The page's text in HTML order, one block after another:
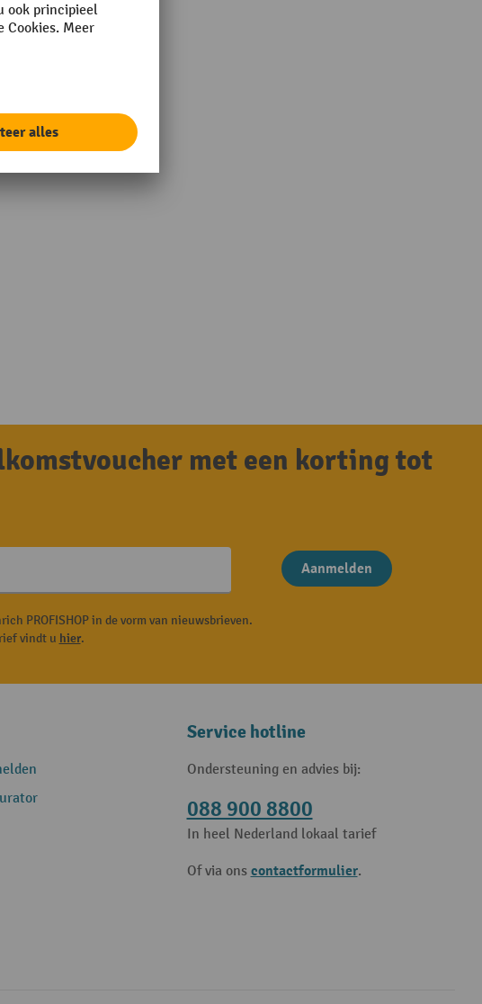
met een korting tot
Aanmelden
PROFISHOP in de vorm van nieuwsbrieven.
vindt u hier.
Service hotline
Ondersteuning en advies bij:
088 900 8800
In heel Nederland lokaal tarief
Of via ons contactformulier.